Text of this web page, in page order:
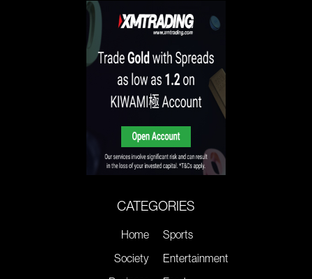
CATEGORIES
Home
Society
Sports
Entertainment